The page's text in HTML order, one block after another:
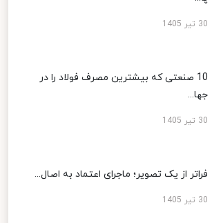
30 تیر 1405
10 صنعتی که بیشترین مصرف فولاد را در
جها...
30 تیر 1405
فراتر از یک تصویر؛ ماجرای اعتماد به اصال...
30 تیر 1405